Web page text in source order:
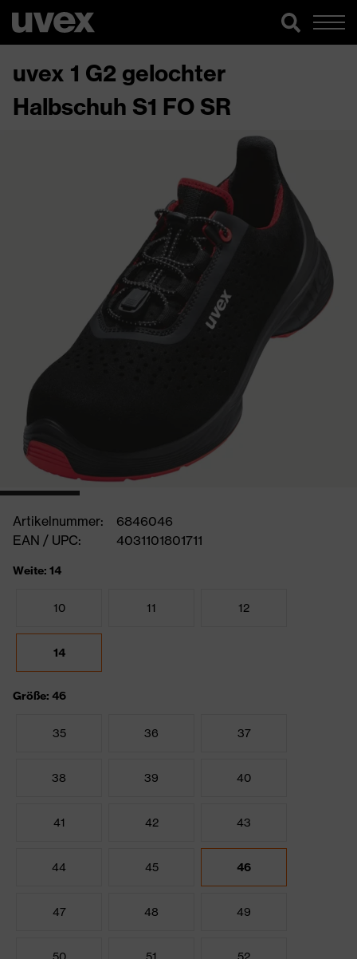
uvex 1 G2 gelochter
Halbschuh S1 FO SR
Artikelnummer:
6846046
EAN / UPC:
4031101801711
Weite: 14
10 11 12
14
Größe: 46
35 36 37
38 39 40
41 42 43
44 45 46
47 48 49
50 51 52